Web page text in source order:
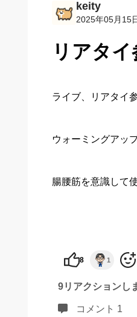
keity
2025年05月15
リアタイ
ライブ、リアタイ
ウォーミングアッ
腸腰筋を意識して
8 1
9リアクションし
コメント 1